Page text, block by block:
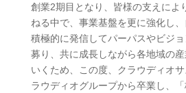
創業2期目となり、皆様の支えによ
ねる中で、事業基盤を更に強化し
積極的に発信してパーパスやビジ
募り、共に成長しながら各地域の
いくため、この度、クラウディオ
ラウディオグループから卒業し、